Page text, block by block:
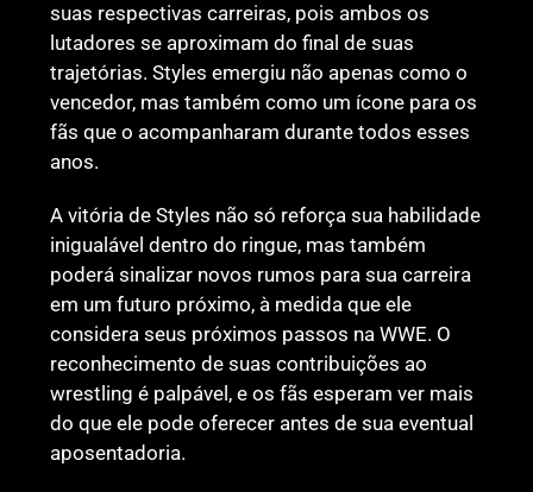
suas respectivas carreiras, pois ambos os
lutadores se aproximam do final de suas
trajetórias. Styles emergiu não apenas como o
vencedor, mas também como um ícone para os
fãs que o acompanharam durante todos esses
anos.
A vitória de Styles não só reforça sua habilidade
inigualável dentro do ringue, mas também
poderá sinalizar novos rumos para sua carreira
em um futuro próximo, à medida que ele
considera seus próximos passos na WWE. O
reconhecimento de suas contribuições ao
wrestling é palpável, e os fãs esperam ver mais
do que ele pode oferecer antes de sua eventual
aposentadoria.